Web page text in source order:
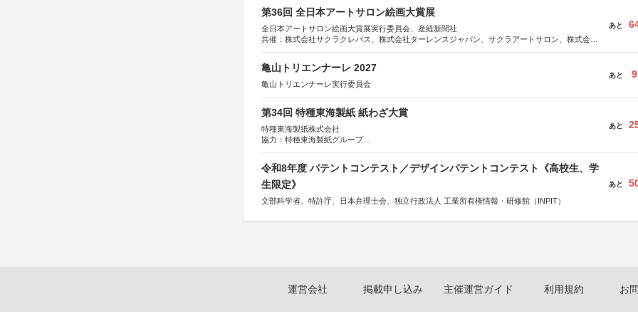
第36回 全日本アートサロン絵画大賞展
全日本アートサロン絵画大賞展実行委員会、産経新聞社
共催：株式会社サクラクレパス、株式会社ターレンスジャパン、サクラアートサロン、株式会社
あと
亀山トリエンナーレ 2027
亀山トリエンナーレ実行委員会
あと 9
第34回 特種東海製紙 紙わざ大賞
特種東海製紙株式会社
協力：特種東海製紙グループ
あと
令和8年度 パテントコンテスト／デザインパテントコンテスト《高校生、学
生限定》
文部科学省、特許庁、日本弁理士会、独立行政法人 工業所有権情報・研修館（INPIT）
あと
運営会社 掲載申し込み 主催運営ガイド 利用規約 お